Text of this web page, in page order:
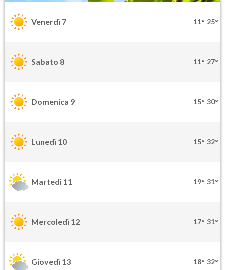
Venerdì 7 11° 25°
Sabato 8 11° 27°
Domenica 9 15° 30°
Lunedì 10 15° 32°
Martedì 11 19° 31°
Mercoledì 12 17° 31°
Giovedì 13 18° 32°